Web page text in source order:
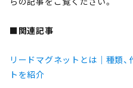
■関連記事
リードマグネットとは｜種類
トを紹介